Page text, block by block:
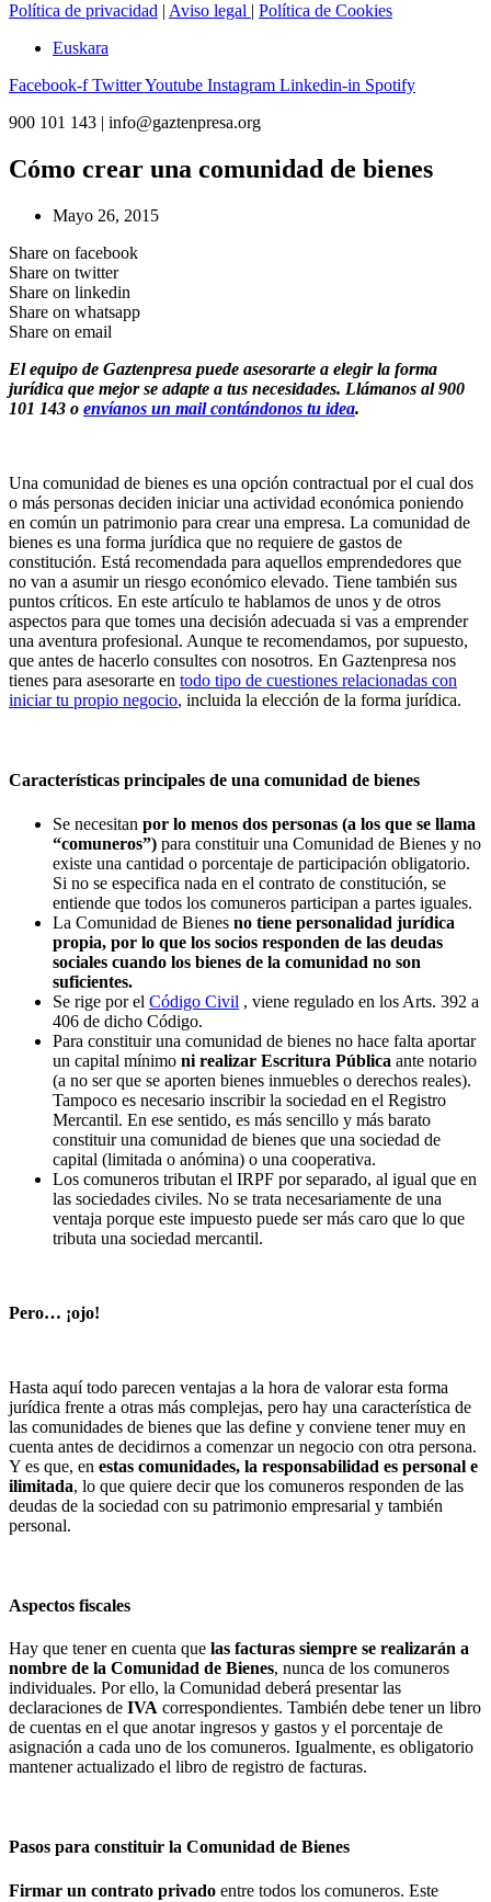
Política de privacidad | Aviso legal | Política de Cookies
Euskara
Facebook-f TwitterYoutube Instagram Linkedin-in Spotify
900 101 143 | info@gaztenpresa.org
Cómo crear una comunidad de bienes
Mayo 26, 2015
Share on facebook
Share on twitter
Share on linkedin
Share on whatsapp
Share on email
El equipo de Gaztenpresa puede asesorarte a elegir la forma
jurídica que mejor se adapte a tus necesidades. Llámanos al 900
101 143 o envíanos un mail contándonos tu idea.
Una comunidad de bienes es una opción contractual por el cual dos
o más personas deciden iniciar una actividad económica poniendo
en común un patrimonio para crear una empresa. La comunidad de
bienes es una forma jurídica que no requiere de gastos de
constitución. Está recomendada para aquellos emprendedores que
no van a asumir un riesgo económico elevado. Tiene también sus
puntos críticos. En este artículo te hablamos de unos y de otros
aspectos para que tomes una decisión adecuada si vas a emprender
una aventura profesional. Aunque te recomendamos, por supuesto,
que antes de hacerlo consultes con nosotros. En Gaztenpresa nos
tienes para asesorarte en todo tipo de cuestiones relacionadas con
iniciar tu propio negocio, incluida la elección de la forma jurídica.
Características principales de una comunidad de bienes
Se necesitan por lo menos dos personas (a los que se llama
“comuneros”) para constituir una Comunidad de Bienes y no
existe una cantidad o porcentaje de participación obligatorio.
Si no se especifica nada en el contrato de constitución, se
entiende que todos los comuneros participan a partes iguales.
La Comunidad de Bienes no tiene personalidad jurídica
propia, por lo que los socios responden de las deudas
sociales cuando los bienes de la comunidad no son
suficientes.
Se rige por el Código Civil , viene regulado en los Arts. 392 a
406 de dicho Código.
Para constituir una comunidad de bienes no hace falta aportar
un capital mínimo ni realizar Escritura Pública ante notario
(a no ser que se aporten bienes inmuebles o derechos reales).
Tampoco es necesario inscribir la sociedad en el Registro
Mercantil. En ese sentido, es más sencillo y más barato
constituir una comunidad de bienes que una sociedad de
capital (limitada o anómina) o una cooperativa.
Los comuneros tributan el IRPF por separado, al igual que en
las sociedades civiles. No se trata necesariamente de una
ventaja porque este impuesto puede ser más caro que lo que
tributa una sociedad mercantil.
Pero… ¡ojo!
Hasta aquí todo parecen ventajas a la hora de valorar esta forma
jurídica frente a otras más complejas, pero hay una característica de
las comunidades de bienes que las define y conviene tener muy en
cuenta antes de decidirnos a comenzar un negocio con otra persona.
Y es que, en estas comunidades, la responsabilidad es personal e
ilimitada, lo que quiere decir que los comuneros responden de las
deudas de la sociedad con su patrimonio empresarial y también
personal.
Aspectos fiscales
Hay que tener en cuenta que las facturas siempre se realizarán a
nombre de la Comunidad de Bienes, nunca de los comuneros
individuales. Por ello, la Comunidad deberá presentar las
declaraciones de IVA correspondientes. También debe tener un libro
de cuentas en el que anotar ingresos y gastos y el porcentaje de
asignación a cada uno de los comuneros. Igualmente, es obligatorio
mantener actualizado el libro de registro de facturas.
Pasos para constituir la Comunidad de Bienes
Firmar un contrato privado entre todos los comuneros. Este